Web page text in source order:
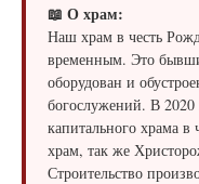
📖 О храм:
Наш храм в честь
временным. Это
оборудован и
богослужений. В 2020
капитального храма
храм, так же
Строительство